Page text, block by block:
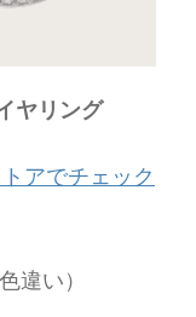
ヤリング
アでチェック
色違い）